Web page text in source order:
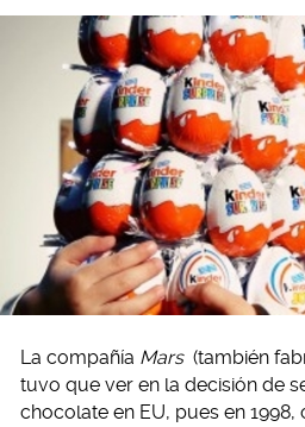
La compañía Mars (también
tuvo que ver en la decisión de
chocolate en EU, pues en 1998,